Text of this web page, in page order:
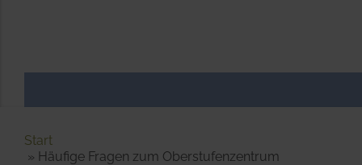
Start
Häufige Fragen zum Oberstufenzentrum